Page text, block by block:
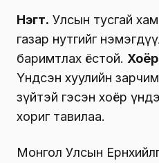
Нэгт. Улсын тусгай
газар нутгийг
баримтлах ёстой.
Үндсэн хуулийн
зүйтэй гэсэн хоёр
хориг тавилаа.
Монгол Улсын